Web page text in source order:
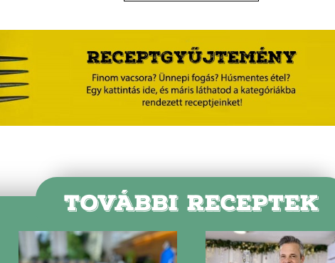
TOVÁBBI RECEPTEK